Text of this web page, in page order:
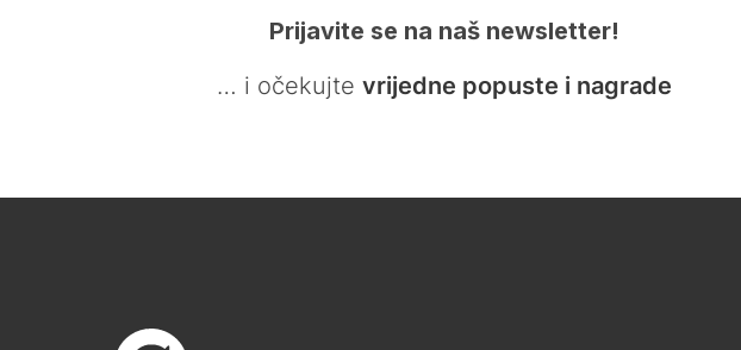
Prijavite se na naš newsletter!
… i očekujte vrijedne popuste i nagrade